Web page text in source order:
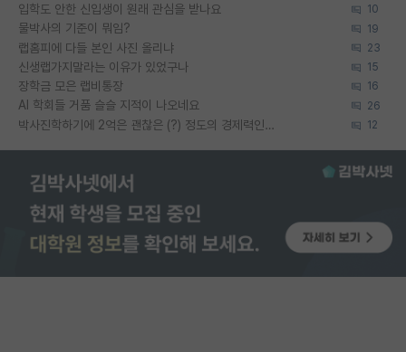
입학도 안한 신입생이 원래 관심을 받나요 10
물박사의 기준이 뭐임? 19
랩홈피에 다들 본인 사진 올리냐 23
신생랩가지말라는 이유가 있었구나 15
장학금 모은 랩비통장 16
AI 학회들 거품 슬슬 지적이 나오네요 26
박사진학하기에 2억은 괜찮은 (?) 정도의 경제력인가요 12